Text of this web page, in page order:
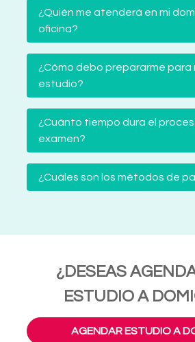
¿Quién me atenderá en mi
oficina?
¿Cómo debo prepararme para
estudio?
¿Cuánto tiempo dura el
examen?
¿Cuáles son los métodos de
¿DESEAS
ESTUDIO A
AGENDAR ESTUDIO A